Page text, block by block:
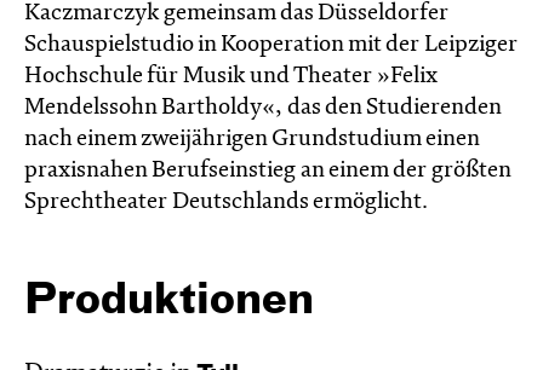
Kaczmarczyk gemeinsam das Düsseldorfer
Schauspielstudio in Kooperation mit der Leipziger
Hochschule für Musik und Theater »Felix
Mendelssohn Bartholdy«, das den Studierenden
nach einem zweijährigen Grundstudium einen
praxisnahen Berufseinstieg an einem der größten
Sprechtheater Deutschlands ermöglicht.
Produktionen